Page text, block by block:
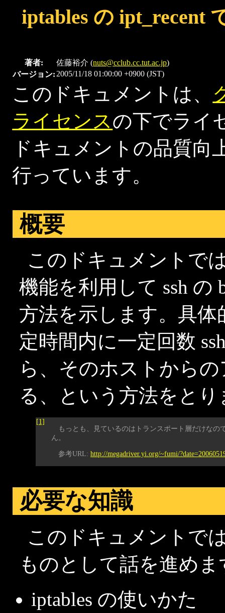
iptables の ipt_recent
著者: 佐藤裕介 (nuts@cclub.cc.tut.ac.jp)
バージョン: 2005/11/18 01:00:00 +0900 (JST)
このドキュメントは、
ライセンスの下でライ
ドキュメントの品質向
行っています。
概要
このドキュメントで
機能を利用して ssh の
方法を示します。具
定時間内に一定回数
ら、そのホストから
る、という方法をと
[1]
もっとも、見ているのはトランスポート層だけな
ん。
参考URL:http://megadriver.yi.org/~fumi/
必要な知識
このドキュメントで
ものとして話を進めま
iptables の使いかた